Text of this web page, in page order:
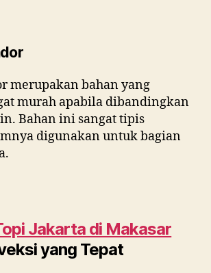
merupakan bahan yang
murah apabila dibandingkan
Bahan ini sangat tipis
digunakan untuk bagian
Jakarta di Makasar
yang Tepat